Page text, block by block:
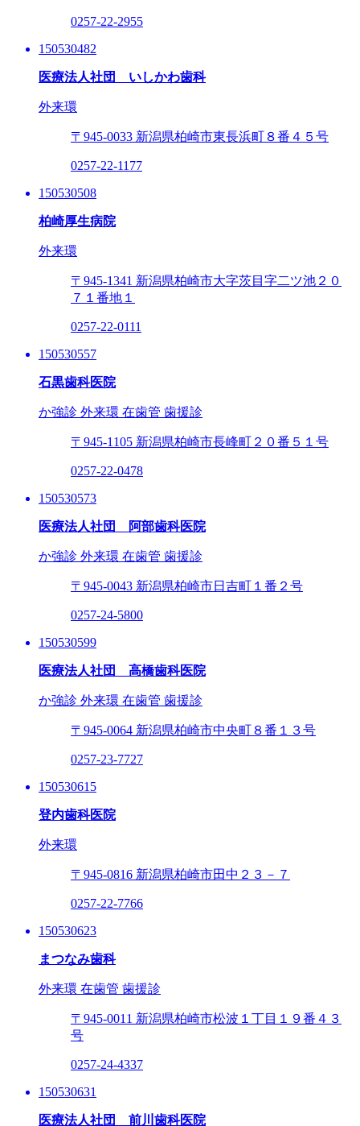
0257-22-2955
150530482
医療法人社団 いしかわ歯科
外来環
〒945-0033 新潟県柏崎市東長浜町８番４５号
0257-22-1177
150530508
柏崎厚生病院
外来環
〒945-1341 新潟県柏崎市大字茨目字二ツ池２０
７１番地１
0257-22-0111
150530557
石黒歯科医院
か強診 外来環 在歯管 歯援診
〒945-1105 新潟県柏崎市長峰町２０番５１号
0257-22-0478
150530573
医療法人社団 阿部歯科医院
か強診 外来環 在歯管 歯援診
〒945-0043 新潟県柏崎市日吉町１番２号
0257-24-5800
150530599
医療法人社団 高橋歯科医院
か強診 外来環 在歯管 歯援診
〒945-0064 新潟県柏崎市中央町８番１３号
0257-23-7727
150530615
登内歯科医院
外来環
〒945-0816 新潟県柏崎市田中２３－７
0257-22-7766
150530623
まつなみ歯科
外来環 在歯管 歯援診
〒945-0011 新潟県柏崎市松波１丁目１９番４３
号
0257-24-4337
150530631
医療法人社団 前川歯科医院